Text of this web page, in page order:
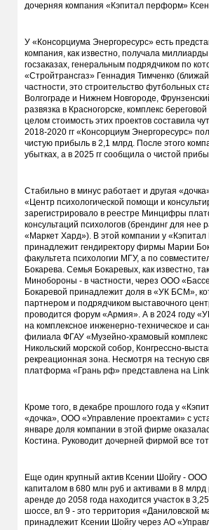
дочерняя компания «Кэпитал перформ»
У «Консорциума Энергоресурс» есть
компания, как известно, получала
госзаказах, генеральным подрядчиком по
«Стройтрансгаз» Геннадия Тимченко
частности, это строительство футбольных
Волгограде и Нижнем Новгороде,
развязка в Красногорске, комплекс
целом стоимость этих проектов составила
2018-2020 гг «Консорциум Энергоресурс»
чистую прибыль в 2,1 млрд. После этого
убытках, а в 2025 гг сообщила о чистой
Стабильно в минус работает и другая
«Центр психологической помощи и
зарегистрировало в реестре Минцифры
консультаций психологов (брендинг для нее
«Маркет Хард»). В этой компании у
принадлежит гендиректору фирмы Марии
факультета психологии МГУ, а по
Бокарева. Семья Бокаревых, как известно,
Минобороны - в частности, через ООО
Бокаревой принадлежит доля в «УК БСМ»,
партнером и подрядчиком выставочного
проводится форум «Армия». А в 2024 году
на комплексное инженерно-техническое и
филиала ФГАУ «Музейно-храмовый
Никольский морской собор, Конгрессно-
рекреационная зона. Несмотря на тесную
платформа «Грань рф» представлена на
Кроме того, в декабре прошлого года у
«дочка», ООО «Управление проектами» с
январе доля компании в этой фирме
Костина. Руководит дочерней фирмой все
Еще один крупный актив Ксении Шойгу -
капиталом в 680 млн руб и активами в 8 млрд
аренде до 2058 года находится участок в
шоссе, вл 9 - это территория «Даниловской
принадлежит Ксении Шойгу через АО